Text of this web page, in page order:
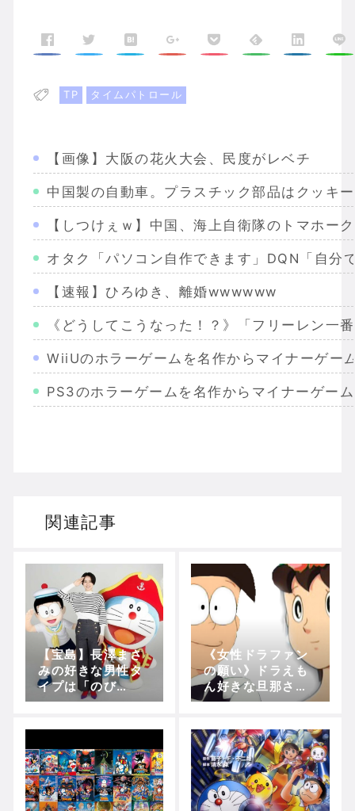
TP タイムパトロール
【画像】大阪の花火大会、民度がレベチ
中国製の自動車。プラスチック部品はクッキ
【しつけぇｗ】中国、海上自衛隊のトマホー
オタク「パソコン自作できます」DQN「自分
【速報】ひろゆき、離婚wwwwww
《どうしてこうなった！？》「フリーレン
WiiUのホラーゲームを名作からマイナーゲー
PS3のホラーゲームを名作からマイナーゲー
ドラゴンクエスト３の思い出
Powered by livedoor 相互RSS
関連記事
【宝島】長澤まさ
みの好きな男性タ
イプは「のび
太」！理由は「い
れるから」！
《女性ドラファン
の願い》ドラえも
ん好きな旦那さん
が欲し